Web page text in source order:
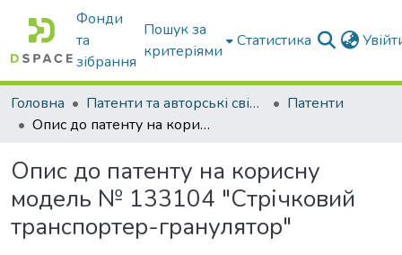
Фонди
та
зібрання
Пошук за
критеріями
Статистика
Головна Патенти та авторські свідоцтва
Патенти
Опис до патенту на корисну модель № 133104 "Стрічковий транспортер-гранулятор"
Опис до патенту на корисну
модель № 133104 "Стрічковий
транспортер-гранулятор"